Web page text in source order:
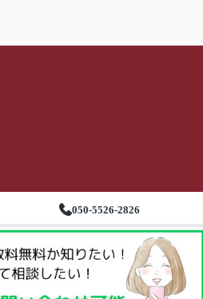
050-5526-2826